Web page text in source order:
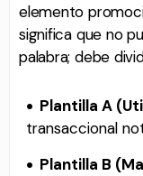
elemento
significa que no
palabra; debe
Plantilla A
transaccional
Plantilla B